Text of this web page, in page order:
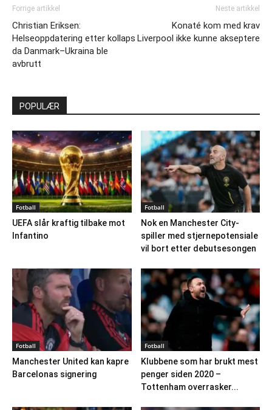
Forrige artikkel
Christian Eriksen:
Helseoppdatering etter kollaps
da Danmark–Ukraina ble
avbrutt
Neste artikkel
Konaté kom med krav
Liverpool ikke kunne akseptere
POPULÆR
Fotball
UEFA slår kraftig tilbake mot
Infantino
Fotball
Nok en Manchester City-
spiller med stjernepotensiale
vil bort etter debutsesongen
Fotball
Manchester United kan kapre
Barcelonas signering
Fotball
Klubbene som har brukt mest
penger siden 2020 –
Tottenham overrasker...